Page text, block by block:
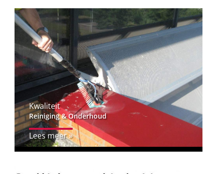
Kwaliteit
Reiniging & Onderhoud
Lees meer »